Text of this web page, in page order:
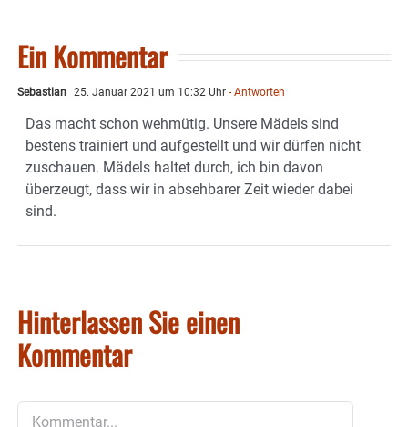
Ein Kommentar
Sebastian 25. Januar 2021 um 10:32 Uhr - Antworten
Das macht schon wehmütig. Unsere Mädels sind
bestens trainiert und aufgestellt und wir dürfen nicht
zuschauen. Mädels haltet durch, ich bin davon
überzeugt, dass wir in absehbarer Zeit wieder dabei
sind.
Hinterlassen Sie einen
Kommentar